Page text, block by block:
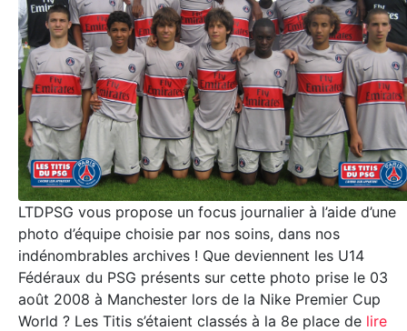
LTDPSG vous propose un focus journalier à l’aide d’une
photo d’équipe choisie par nos soins, dans nos
indénombrables archives ! Que deviennent les U14
Fédéraux du PSG présents sur cette photo prise le 03
août 2008 à Manchester lors de la Nike Premier Cup
World ? Les Titis s’étaient classés à la 8e place de lire